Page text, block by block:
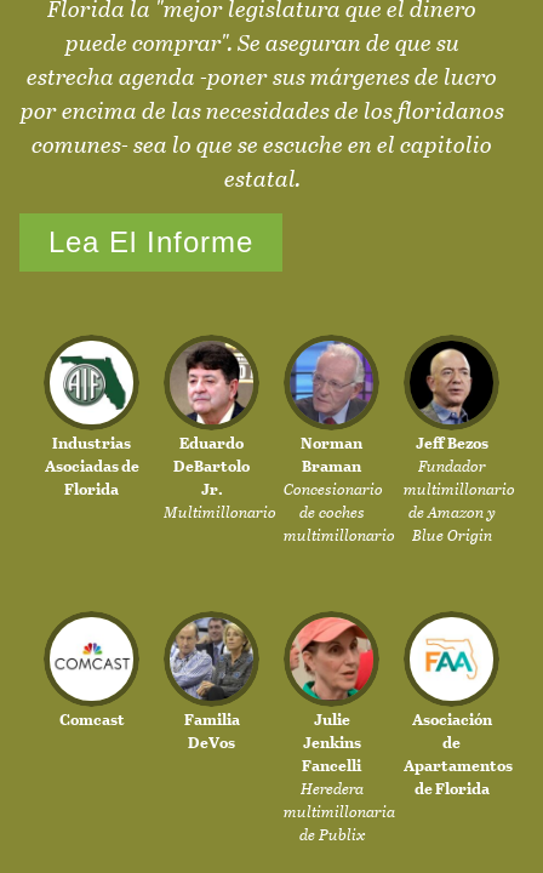
Florida la "mejor legislatura que el dinero
puede comprar". Se aseguran de que su
estrecha agenda -poner sus márgenes de lucro
por encima de las necesidades de los floridanos
comunes- sea lo que se escuche en el capitolio
estatal.
Lea El Informe
Industrias
Asociadas de
Florida
Eduardo
DeBartolo
Jr.
Multimillonario
Norman
Braman
Concesionario
de coches
multimillonario
Jeff Bezos
Fundador
multimillonario
de Amazon y
Blue Origin
Comcast
Familia
DeVos
Julie
Jenkins
Fancelli
Heredera
multimillonaria
de Publix
Asociación
de
Apartamentos
de Florida